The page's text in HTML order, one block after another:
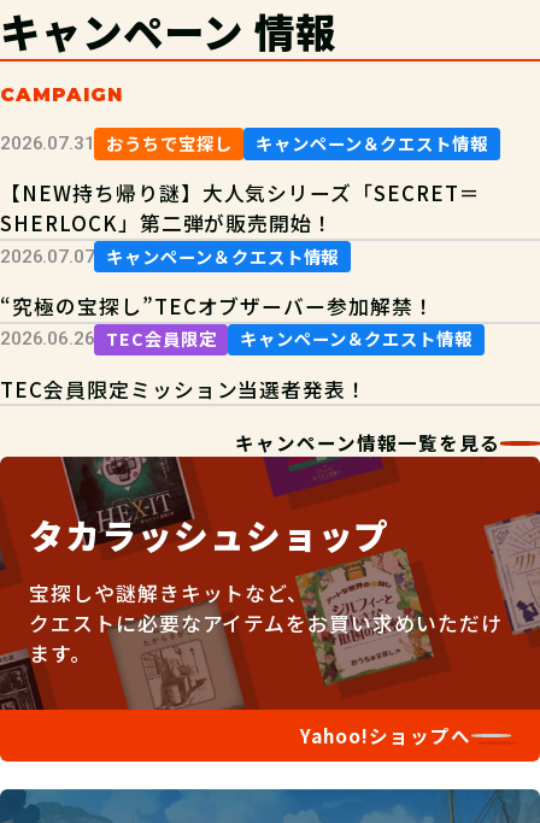
キャンペーン 情報
CAMPAIGN
2026.07.31 おうちで宝探し キャンペーン＆クエスト情報
【NEW持ち帰り謎】大人気シリーズ「SECRET＝
SHERLOCK」第二弾が販売開始！
2026.07.07 キャンペーン＆クエスト情報
“究極の宝探し”TECオブザーバー参加解禁！
2026.06.26 TEC会員限定 キャンペーン＆クエスト情報
TEC会員限定ミッション当選者発表！
キャンペーン情報一覧を見る
タカラッシュショップ
宝探しや謎解きキットなど、
クエストに必要なアイテムをお買い求めいただけ
ます。
Yahoo!ショップへ